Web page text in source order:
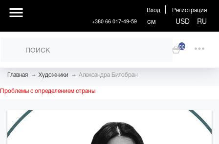
Вход Регистрация
+380 66 017-49-59 см USD RU
00
Главная → Художники → Александра Билобран
Проблемы с определением страны